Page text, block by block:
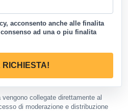
acconsento anche alle finalita
ad una o piu finalita
RICHIESTA!
collegate direttamente al
di moderazione e distribuzione